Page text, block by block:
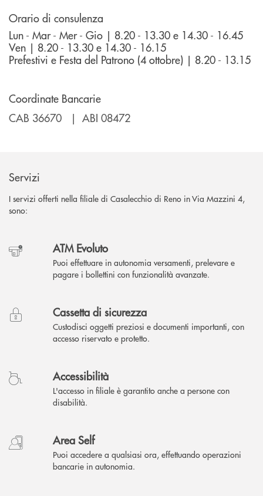
Orario di consulenza
Lun - Mar - Mer - Gio | 8.20 - 13.30 e 14.30 - 16.45
Ven | 8.20 - 13.30 e 14.30 - 16.15
Prefestivi e Festa del Patrono (4 ottobre) | 8.20 - 13.15
Coordinate Bancarie
CAB 36670 | ABI 08472
Servizi
I servizi offerti nella filiale di Casalecchio di Reno in Via Mazzini 4,
sono:
ATM Evoluto
Puoi effettuare in autonomia versamenti, prelevare e
pagare i bollettini con funzionalità avanzate.
Cassetta di sicurezza
Custodisci oggetti preziosi e documenti importanti, con
accesso riservato e protetto.
Accessibilità
L'accesso in filiale è garantito anche a persone con
disabilità.
Area Self
Puoi accedere a qualsiasi ora, effettuando operazioni
bancarie in autonomia.